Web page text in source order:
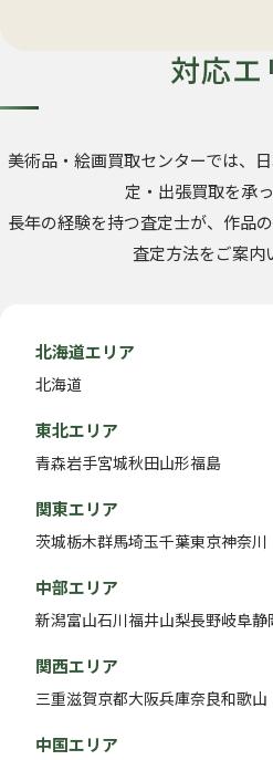
対応エ
美術品・絵画買取センターでは、
定・出張買取を承
長年の経験を持つ査定士が、作品
査定方法をご案内
北海道エリア
北海道
東北エリア
青森岩手宮城秋田山形福島
関東エリア
茨城栃木群馬埼玉千葉東京神奈川
中部エリア
新潟富山石川福井山梨長野岐阜静
関西エリア
三重滋賀京都大阪兵庫奈良和歌山
中国エリア